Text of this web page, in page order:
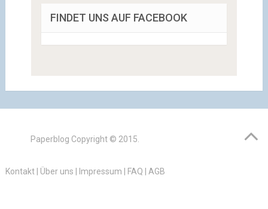
FINDET UNS AUF FACEBOOK
Paperblog Copyright © 2015.
Kontakt| Über uns Impressum FAQ AGB